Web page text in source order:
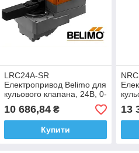
LRC24A-SR
Електропривод Belimo для
кульового клапана, 24В, 0-
10В, 35 секунд!!!
10 686,84₴
Купити
13